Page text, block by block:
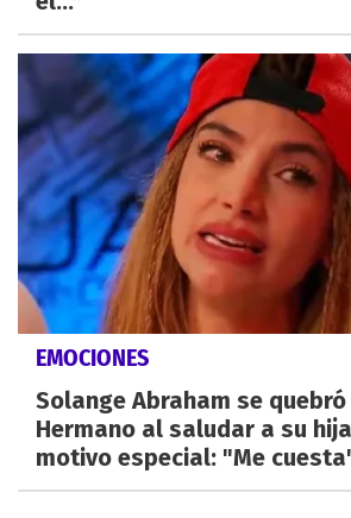
EMOCIONES
Solange Abraham se quebró
Hermano al saludar a su
motivo especial: "Me